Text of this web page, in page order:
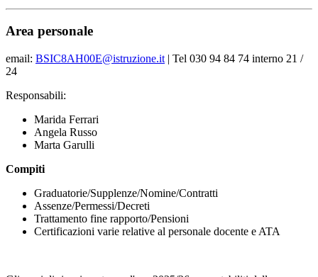
Area personale
email: BSIC8AH00E@istruzione.it | Tel 030 94 84 74 interno 21 /
24
Responsabili:
Marida Ferrari
Angela Russo
Marta Garulli
Compiti
Graduatorie/Supplenze/Nomine/Contratti
Assenze/Permessi/Decreti
Trattamento fine rapporto/Pensioni
Certificazioni varie relative al personale docente e ATA